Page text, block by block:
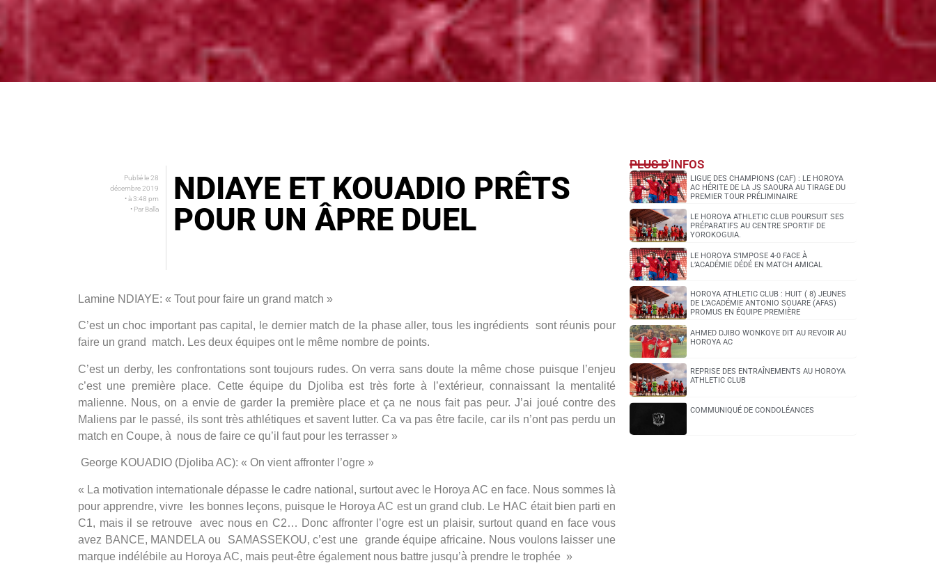
Publié le28
décembre 2019
• à3:48 pm
• ParBalla
NDIAYE ET KOUADIO PRÊTS
POUR UN ÂPRE DUEL
Lamine NDIAYE: « Tout pour faire un grand match »
C’est un choc important pas capital, le dernier match de la phase aller, tous les ingrédients sont réunis pour
faire un grand match. Les deux équipes ont le même nombre de points.
C’est un derby, les confrontations sont toujours rudes. On verra sans doute la même chose puisque l’enjeu
c’est une première place. Cette équipe du Djoliba est très forte à l’extérieur, connaissant la mentalité
malienne. Nous, on a envie de garder la première place et ça ne nous fait pas peur. J’ai joué contre des
Maliens par le passé, ils sont très athlétiques et savent lutter. Ca va pas être facile, car ils n’ont pas perdu un
match en Coupe, à nous de faire ce qu’il faut pour les terrasser »
George KOUADIO (Djoliba AC): « On vient affronter l’ogre »
« La motivation internationale dépasse le cadre national, surtout avec le Horoya AC en face. Nous sommes là
pour apprendre, vivre les bonnes leçons, puisque le Horoya AC est un grand club. Le HAC était bien parti en
C1, mais il se retrouve avec nous en C2… Donc affronter l’ogre est un plaisir, surtout quand en face vous
avez BANCE, MANDELA ou SAMASSEKOU, c’est une grande équipe africaine. Nous voulons laisser une
marque indélébile au Horoya AC, mais peut-être également nous battre jusqu’à prendre le trophée »
PLUS D'INFOS
LIGUE DES CHAMPIONS (CAF) : LE HOROYA
AC HÉRITE DE LA JS SAOURA AU TIRAGE DU
PREMIER TOUR PRÉLIMINAIRE
LE HOROYA ATHLETIC CLUB POURSUIT SES
PRÉPARATIFS AU CENTRE SPORTIF DE
YOROKOGUIA.
LE HOROYA S’IMPOSE 4-0 FACE À
L’ACADÉMIE DÉDÉ EN MATCH AMICAL
HOROYA ATHLETIC CLUB : HUIT ( 8) JEUNES
DE L’ACADÉMIE ANTONIO SOUARE (AFAS)
PROMUS EN ÉQUIPE PREMIÈRE
AHMED DJIBO WONKOYE DIT AU REVOIR AU
HOROYA AC
REPRISE DES ENTRAÎNEMENTS AU HOROYA
ATHLETIC CLUB
COMMUNIQUÉ DE CONDOLÉANCES